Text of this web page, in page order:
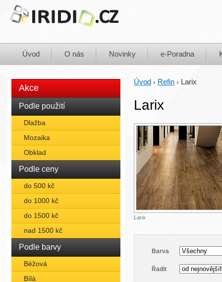
Úvod O nás Novinky e-Poradna
Akce
Podle použití
Dlažba
Mozaika
Obklad
Podle ceny
do 500 kč
do 1000 kč
do 1500 kč
nad 1500 kč
Podle barvy
Béžová
Bílá
Úvod › Refin › Larix
Larix
Larix
Barva
Řadit